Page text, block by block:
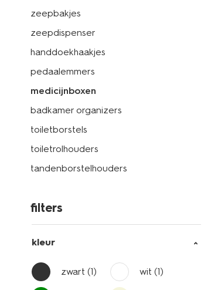
zeepbakjes
zeepdispenser
handdoekhaakjes
pedaalemmers
medicijnboxen
badkamer organizers
toiletborstels
toiletrolhouders
tandenborstelhouders
filters
kleur
zwart (1) wit(1)